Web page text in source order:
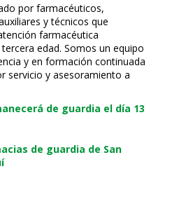
por farmacéuticos,
y técnicos que
farmacéutica
edad. Somos un equipo
y en formación continuada
servicio y asesoramiento a
de guardia el día 13
de guardia de San